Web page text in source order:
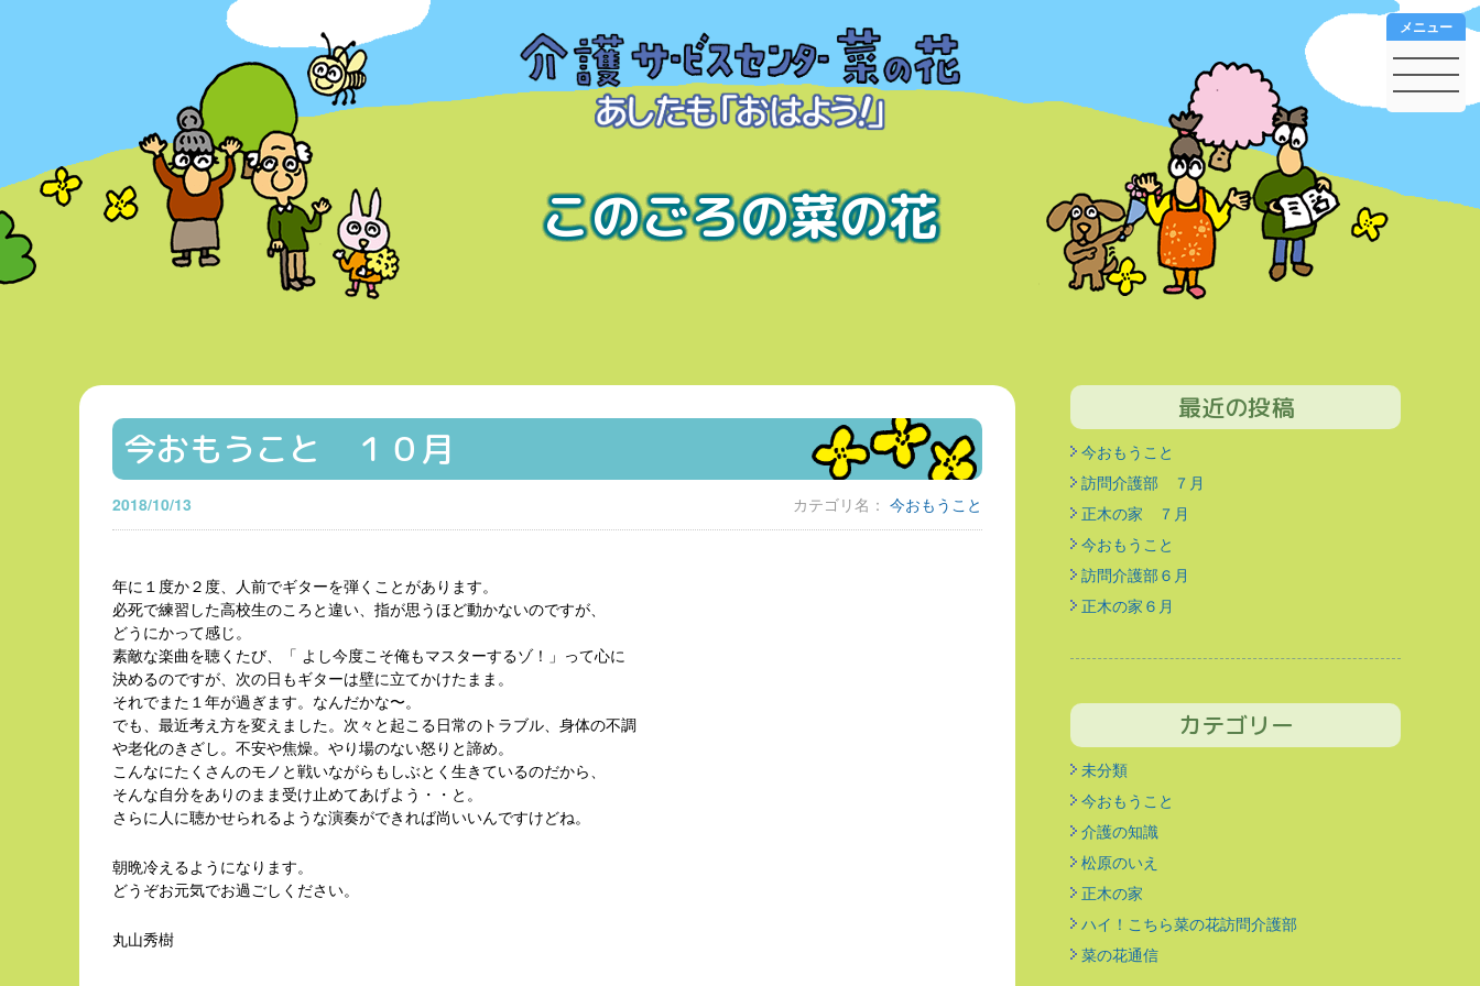
このごろの菜の花
メニュー
今おもうこと １０月
2018/10/13 カテゴリ名： 今おもうこと
年に１度か２度、人前でギターを弾くことがあります。
必死で練習した高校生のころと違い、指が思うほど動かないのですが、
どうにかって感じ。
素敵な楽曲を聴くたび、「 よし今度こそ俺もマスターするゾ！」って心に
決めるのですが、次の日もギターは壁に立てかけたまま。
それでまた１年が過ぎます。なんだかな〜。
でも、最近考え方を変えました。次々と起こる日常のトラブル、身体の不調
や老化のきざし。不安や焦燥。やり場のない怒りと諦め。
こんなにたくさんのモノと戦いながらもしぶとく生きているのだから、
そんな自分をありのまま受け止めてあげよう・・と。
さらに人に聴かせられるような演奏ができれば尚いいんですけどね。
朝晩冷えるようになります。
どうぞお元気でお過ごしください。
丸山秀樹
最近の投稿
今おもうこと
訪問介護部 ７月
正木の家 ７月
今おもうこと
訪問介護部６月
正木の家６月
カテゴリー
未分類
今おもうこと
介護の知識
松原のいえ
正木の家
ハイ！こちら菜の花訪問介護部
菜の花通信